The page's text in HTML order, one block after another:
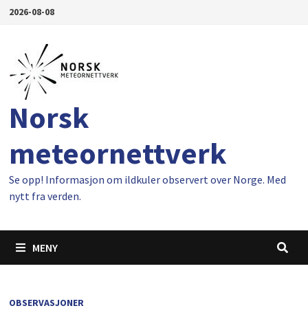
Gå2026-08-08
Norsk
meteornettverk
Se opp! Informasjon om ildkuler observert over Norge. Med
nytt fra verden.
MENY
OBSERVASJONER